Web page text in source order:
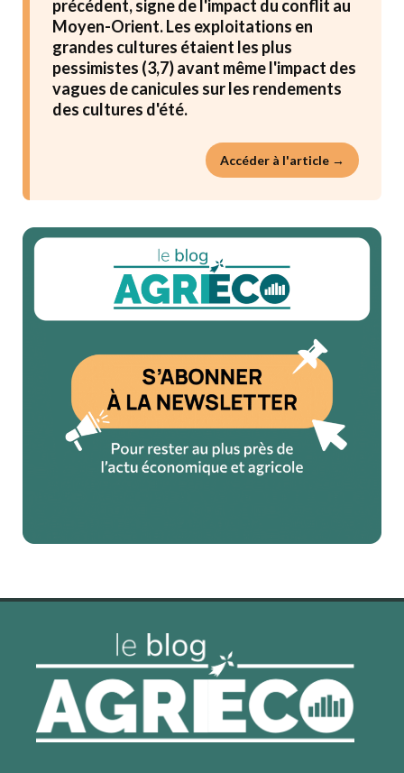
précédent, signe de l'impact du conflit au
Moyen-Orient. Les exploitations en
grandes cultures étaient les plus
pessimistes (3,7) avant même l'impact des
vagues de canicules sur les rendements
des cultures d'été.
Accéder à l'article →